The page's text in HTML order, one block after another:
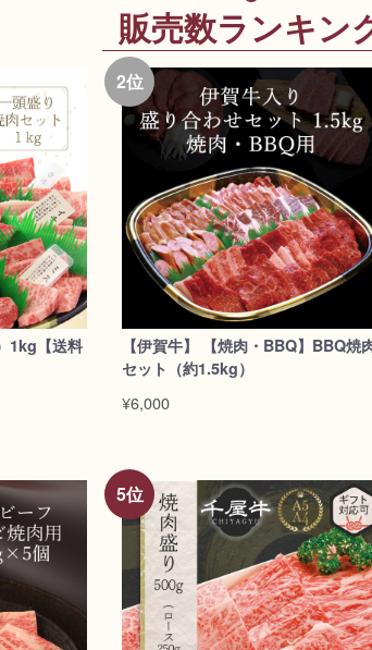
販売数ランキン
1kg【送料
【伊賀牛】 【焼肉・BBQ】BBQ焼
セット（約1.5kg）
¥6,000